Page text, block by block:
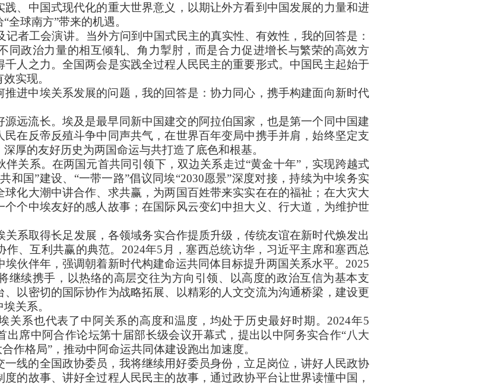
、中国式现代化的重大世界意义，以期让外方看到中国发展的力量和进
全球南方”带来的机遇。
记者工会演讲。当外方问到中国式民主的真实性、有效性，我的回答是：
同政治力量的相互倾轧、角力掣肘，而是合力促进增长与繁荣的高效方
人之力。全国两会是实践全过程人民民主的重要形式。中国民主起始于
实现。
进中埃关系发展的问题，我的回答是：协力同心，携手构建面向新时代
源远流长。埃及是最早同新中国建交的阿拉伯国家，也是第一个同中国建
在反帝反殖斗争中同声共气，在世界百年变局中携手并肩，始终坚定支
厚的友好历史为两国命运与共打造了底色和根基。
伴关系。在两国元首共同引领下，双边关系走过“黄金十年”，实现跨越式
和国”建设、“一带一路”倡议同埃“2030愿景”深度对接，持续为中埃务实
化大潮中讲合作、求共赢，为两国百姓带来实实在在的福祉；在大灾大
个中埃友好的感人故事；在国际风云变幻中担大义、行大道，为维护世
关系取得长足发展，各领域务实合作提质升级，传统友谊在新时代焕发出
、互利共赢的典范。2024年5月，塞西总统访华，习近平主席和塞西总
埃伙伴年，强调朝着新时代构建命运共同体目标提升两国关系水平。2025
继续携手，以热络的高层交往为方向引领、以高度的政治互信为基本支
以密切的国际协作为战略拓展、以精彩的人文交流为沟通桥梁，建设更
关系。
关系也代表了中阿关系的高度和温度，均处于历史最好时期。2024年5
出席中阿合作论坛第十届部长级会议开幕式，提出以中阿务实合作“八大
作格局”，推动中阿命运共同体建设跑出加速度。
一线的全国政协委员，我将继续用好委员身份，立足岗位，讲好人民政协
的故事、讲好全过程人民民主的故事，通过政协平台让世界读懂中国，